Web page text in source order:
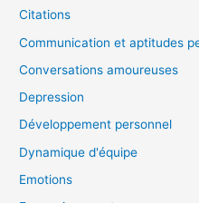
Citations
Communication et aptitudes
Conversations amoureuses
Depression
Développement personnel
Dynamique d'équipe
Emotions